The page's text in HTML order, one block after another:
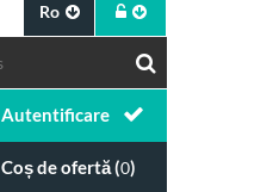
Ro
Autentificare
Coș de ofertă (0)